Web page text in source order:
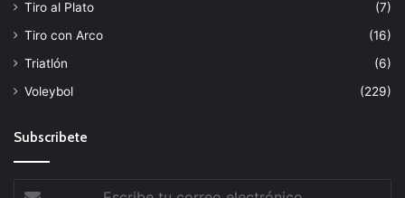
Tiro al Plato
(7)
Tiro con Arco
(16)
Triatlón
(6)
Voleybol
(229)
Subscribete